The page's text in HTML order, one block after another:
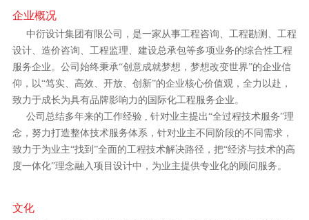
企业概况
中衍设计集团有限公司，是一家从事工程咨询、工程勘测、工程
设计、造价咨询、工程监理、建设总承包等多项业务的综合性工程
服务企业。公司始终秉承“创意成就梦想，梦想改变世界”的企业信
仰，以“笃实、高效、开放、创新”的企业核心价值观，全力以赴，
致力于成长为具有品牌影响力的国际化工程服务企业。
公司总结多年来的工作经验 , 针对业主提出“全过程技术服务”理
念，努力打造整体技术服务体系，针对业主不同阶段的不同需求，
致力于为业主“找到”全面的工程技术解决路径，把“经济与技术的高
度一体化”理念融入项目设计中，为业主提供专业化的顾问服务。
文化